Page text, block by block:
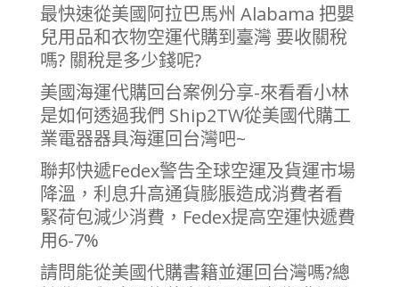
最快速從美國阿拉巴馬州 Alabama 把嬰
兒用品和衣物空運代購到臺灣 要收關稅
嗎? 關稅是多少錢呢?
美國海運代購回台案例分享-來看看小林
是如何透過我們 Ship2TW從美國代購工
業電器器具海運回台灣吧~
聯邦快遞Fedex警告全球空運及貨運市場
降溫，利息升高通貨膨脹造成消費者看
緊荷包減少消費，Fedex提高空運快遞費
用6-7%
請問能從美國代購書籍並運回台灣嗎?總